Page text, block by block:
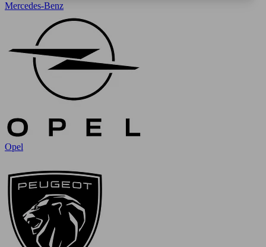
Mercedes-Benz
Opel